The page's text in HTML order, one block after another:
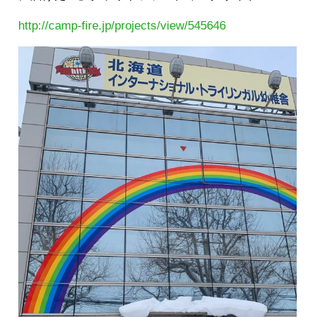
http://camp-fire.jp/projects/view/545646